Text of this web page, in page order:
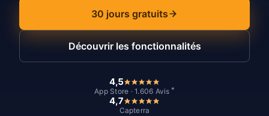
30 jours gratuits
Découvrir les fonctionnalités
4,5
App Store · 1.606 Avis *
4,7
Capterra